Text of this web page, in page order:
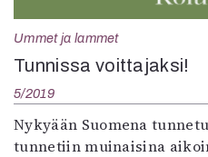
Ummet ja lammet
Tunnissa voittajaksi!
5/2019
Nykyään Suomena
tunnetiin muinaisina